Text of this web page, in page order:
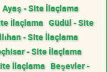
Ayaş - Site İlaçlama
İlaçlama Güdül - Site
- Site İlaçlama
- Site İlaçlama
İlaçlama Beşevler -